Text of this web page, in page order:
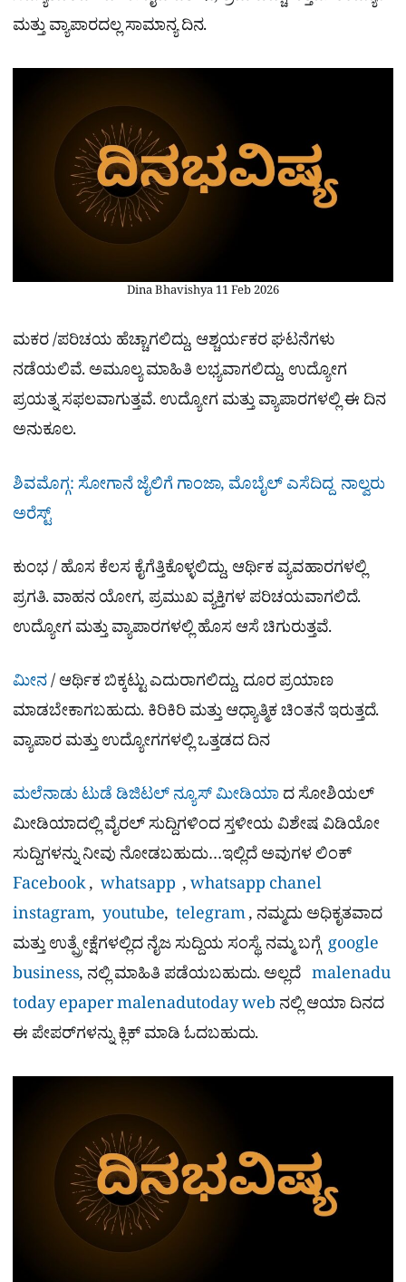
ಮತ್ತು ವ್ಯಾಪಾರದಲ್ಲ ಸಾಮಾನ್ಯ ದಿನ.
Dina Bhavishya 11 Feb 2026
ಮಕರ /ಪರಿಚಯ ಹೆಚ್ಚಾಗಲಿದ್ದು, ಆಶ್ಚರ್ಯಕರ ಘಟನೆಗಳು
ನಡೆಯಲಿವೆ. ಅಮೂಲ್ಯ ಮಾಹಿತಿ ಲಭ್ಯವಾಗಲಿದ್ದು, ಉದ್ಯೋಗ
ಪ್ರಯತ್ನ ಸಫಲವಾಗುತ್ತವೆ. ಉದ್ಯೋಗ ಮತ್ತು ವ್ಯಾಪಾರಗಳಲ್ಲಿ ಈ ದಿನ
ಅನುಕೂಲ.
ಶಿವಮೊಗ್ಗ: ಸೋಗಾನೆ ಜೈಲಿಗೆ ಗಾಂಜಾ, ಮೊಬೈಲ್ ಎಸೆದಿದ್ದ ನಾಲ್ವರು
ಅರೆಸ್ಟ್​​
ಕುಂಭ / ಹೊಸ ಕೆಲಸ ಕೈಗೆತ್ತಿಕೊಳ್ಳಲಿದ್ದು, ಆರ್ಥಿಕ ವ್ಯವಹಾರಗಳಲ್ಲಿ
ಪ್ರಗತಿ. ವಾಹನ ಯೋಗ, ಪ್ರಮುಖ ವ್ಯಕ್ತಿಗಳ ಪರಿಚಯವಾಗಲಿದೆ.
ಉದ್ಯೋಗ ಮತ್ತು ವ್ಯಾಪಾರಗಳಲ್ಲಿ ಹೊಸ ಆಸೆ ಚಿಗುರುತ್ತವೆ.
ಮೀನ/ ಆರ್ಥಿಕ ಬಿಕ್ಕಟ್ಟು ಎದುರಾಗಲಿದ್ದು, ದೂರ ಪ್ರಯಾಣ
ಮಾಡಬೇಕಾಗಬಹುದು. ಕಿರಿಕಿರಿ ಮತ್ತು ಆಧ್ಯಾತ್ಮಿಕ ಚಿಂತನೆ ಇರುತ್ತದೆ.
ವ್ಯಾಪಾರ ಮತ್ತು ಉದ್ಯೋಗಗಳಲ್ಲಿ ಒತ್ತಡದ ದಿನ
ಮಲೆನಾಡು ಟುಡೆ ಡಿಜಿಟಲ್ ನ್ಯೂಸ್ ಮೀಡಿಯಾ ದ ಸೋಶಿಯಲ್​
ಮೀಡಿಯಾದಲ್ಲಿ ವೈರಲ್​ ಸುದ್ದಿಗಳಿಂದ ಸ್ತಳೀಯ ವಿಶೇಷ ವಿಡಿಯೋ
ಸುದ್ದಿಗಳನ್ನು ನೀವು ನೋಡಬಹುದು…ಇಲ್ಲಿದೆ ಅವುಗಳ ಲಿಂಕ್
Facebook, whatsapp ,whatsapp chanel
instagram, youtube, telegram, ನಮ್ಮದು ಅಧಿಕೃತವಾದ
ಮತ್ತು ಉತ್ಪ್ರೇಕ್ಷೆಗಳಲ್ಲಿದ ನೈಜ ಸುದ್ದಿಯ ಸಂಸ್ಥೆ. ನಮ್ಮ ಬಗ್ಗೆ google
business, ನಲ್ಲಿ ಮಾಹಿತಿ ಪಡೆಯಬಹುದು. ಅಲ್ಲದೆ malenadu
today epapermalenadutoday web ನಲ್ಲಿ ಆಯಾ ದಿನದ
ಈ ಪೇಪರ್​ಗಳನ್ನು ಕ್ಲಿಕ್ ಮಾಡಿ ಓದಬಹುದು.